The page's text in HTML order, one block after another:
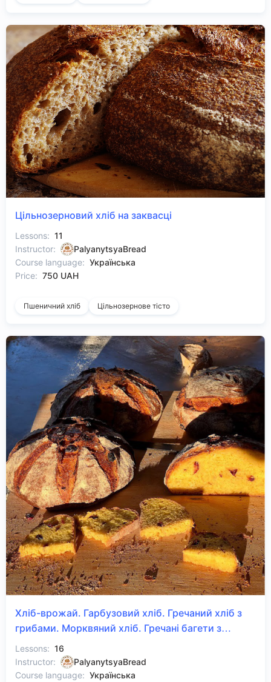
Цільнозерновий хліб на заквасці
Lessons: 11
Instructor:
PalyanytsyaBread
Course language: Українська
Price: 750 UAH
Пшеничний хліб Цільнозернове тісто
Хліб-врожай. Гарбузовий хліб. Гречаний хліб з
грибами. Морквяний хліб. Гречані багети з
насінням.
Lessons: 16
Instructor:
PalyanytsyaBread
Course language: Українська